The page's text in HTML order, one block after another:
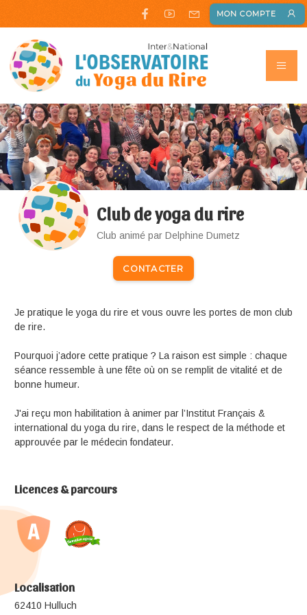
MON COMPTE
Club de yoga du rire
Club animé par Delphine Dumetz
CONTACTER
Je pratique le yoga du rire et vous ouvre les portes de mon club
de rire.
Pourquoi j’adore cette pratique ? La raison est simple : chaque
séance ressemble à une fête où on se remplit de vitalité et de
bonne humeur.
J'ai reçu mon habilitation à animer par l’Institut Français &
international du yoga du rire, dans le respect de la méthode et
approuvée par le médecin fondateur.
Licences & parcours
Localisation
62410 Hulluch